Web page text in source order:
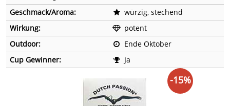
Geschmack/Aroma:
würzig, stechend
Wirkung:
potent
Outdoor:
Ende Oktober
Cup Gewinner:
Ja
-15%